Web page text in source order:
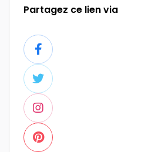
Partagez ce lien via